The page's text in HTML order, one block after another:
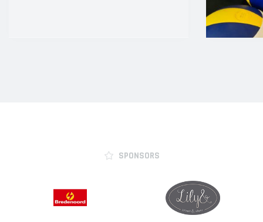
SPONSORS